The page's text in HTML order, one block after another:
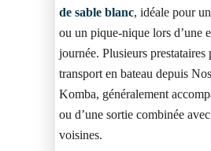
de sable blanc, idéale pour
ou un pique-nique lors d’une
journée. Plusieurs prestataires
transport en bateau depuis
Komba, généralement
ou d’une sortie combinée
voisines.